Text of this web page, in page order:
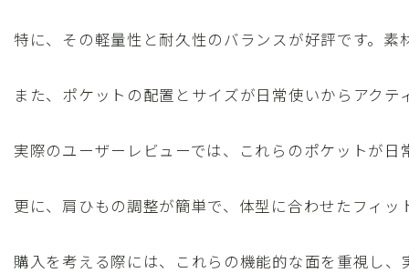
特に、その軽量性と耐久性のバランスが好評です。
また、ポケットの配置とサイズが日常使いからアク
実際のユーザーレビューでは、これらのポケットが
更に、肩ひもの調整が簡単で、体型に合わせたフィ
購入を考える際には、これらの機能的な面を重視し